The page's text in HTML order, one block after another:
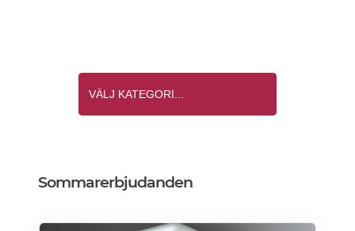
Sommarerbjudanden